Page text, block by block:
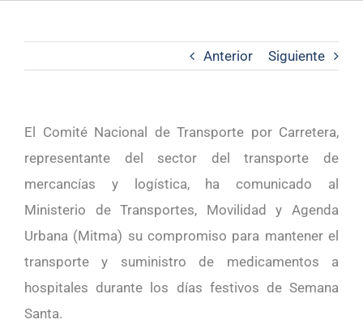
Anterior Siguiente
El Comité Nacional de Transporte por Carretera,
representante del sector del transporte de
mercancías y logística, ha comunicado al
Ministerio de Transportes, Movilidad y Agenda
Urbana (Mitma) su compromiso para mantener el
transporte y suministro de medicamentos a
hospitales durante los días festivos de Semana
Santa.